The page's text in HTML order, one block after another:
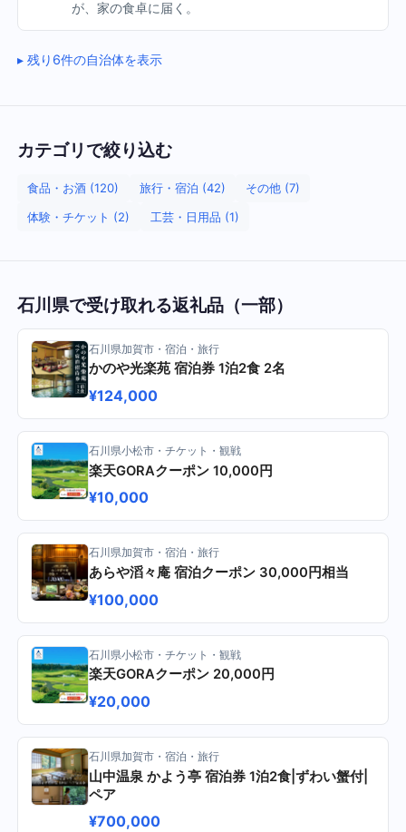
が、家の食卓に届く。
残り6件の自治体を表示
カテゴリで絞り込む
食品・お酒 (120) 旅行・宿泊 (42)
その他 (7)
体験・チケット (2)
工芸・日用品 (1)
石川県で受け取れる返礼品（一部）
石川県加賀市・宿泊・旅行
かのや光楽苑 宿泊券 1泊2食 2名
¥124,000
石川県小松市・チケット・観戦
楽天GORAクーポン 10,000円
¥10,000
石川県加賀市・宿泊・旅行
あらや滔々庵 宿泊クーポン 30,000円相当
¥100,000
石川県小松市・チケット・観戦
楽天GORAクーポン 20,000円
¥20,000
石川県加賀市・宿泊・旅行
山中温泉 かよう亭 宿泊券 1泊2食|ずわい蟹付|
ペア
¥700,000